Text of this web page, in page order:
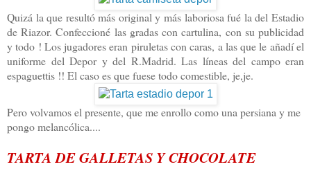
Quizá la que resultó más original y más laboriosa fué la del Estadio
de Riazor. Confeccioné las gradas con cartulina, con su publicidad
y todo ! Los jugadores eran piruletas con caras, a las que le añadí el
uniforme del Depor y del R.Madrid. Las líneas del campo eran
espaguettis !! El caso es que fuese todo comestible, je,je.
Pero volvamos el presente, que me enrollo como una persiana y me
pongo melancólica....
TARTA DE GALLETAS Y CHOCOLATE